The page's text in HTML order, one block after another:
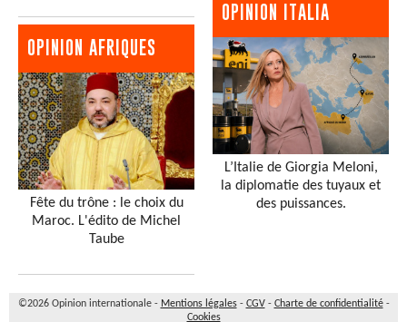
OPINION AFRIQUES
Fête du trône : le choix du
Maroc. L'édito de Michel
Taube
OPINION ITALIA
L’Italie de Giorgia Meloni,
la diplomatie des tuyaux et
des puissances.
©2026 Opinion internationale - Mentions légales- CGV- Charte de confidentialité-
Cookies